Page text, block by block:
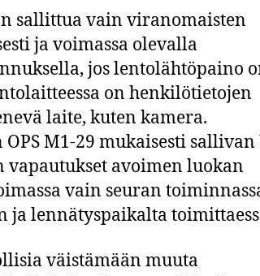
sallittua vain viranomaisten
ja voimassa olevalla
jos lentolähtöpaino
on henkilötietojen
laite, kuten kamera.
M1-29 mukaisesti sallivan
avoimen luokan
vain seuran
ja lennätyspaikalta
väistämään muuta